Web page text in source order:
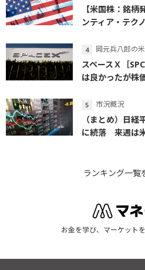
【米国株：銘
ンティア・テク
岡元兵八郎の
スペースＸ［
は良かったが株
市況概況
（まとめ）日
に続落 来週は
ランキング一覧
お金を学び、マーケット